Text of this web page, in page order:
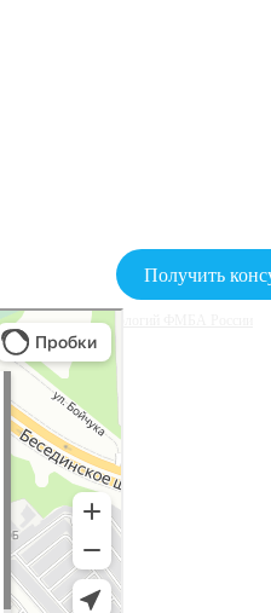
Получить
медицинских технологий ФМБА России